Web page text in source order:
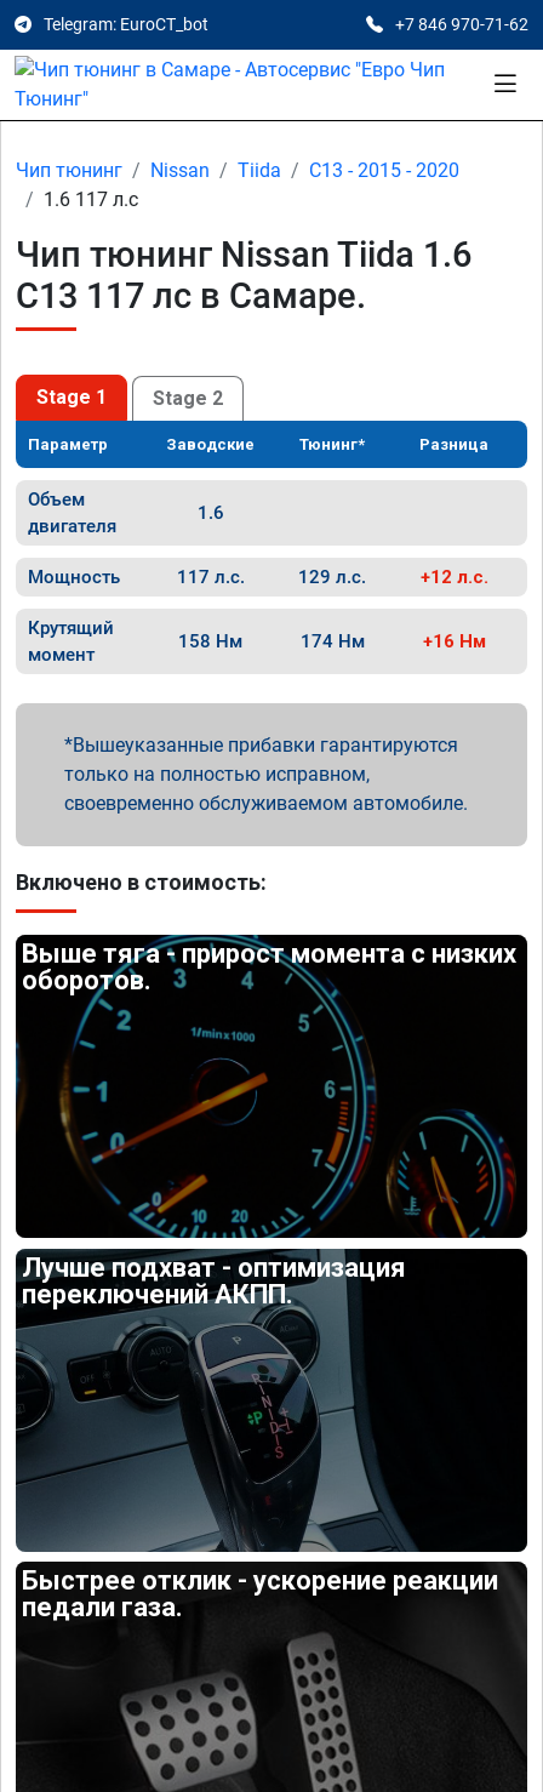
Telegram: EuroCT_bot +7 846 970-71-62
Чип тюнинг Nissan Tiida
C13 - 2015 - 2020
1.6 117 л.с
Чип тюнинг Nissan Tiida 1.6
C13 117 лс в Самаре.
Stage 1 Stage 2
Параметр Заводские Тюнинг* Разница
Объем
двигателя
1.6
Мощность 117 л.с. 129 л.с. +12 л.с.
Крутящий
момент
158 Нм 174 Нм +16 Нм
Вышеуказанные прибавки гарантируются
только на полностью исправном,
своевременно обслуживаемом автомобиле.
Включено в стоимость:
Выше тяга - прирост момента с низких
оборотов.
Лучше подхват - оптимизация
переключений АКПП.
Быстрее отклик - ускорение реакции
педали газа.